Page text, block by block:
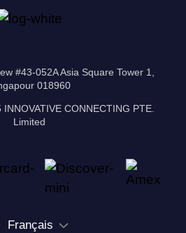
#43-052A Asia Square Tower 1,
018960
CONNECTING PTE.
Limited
Français